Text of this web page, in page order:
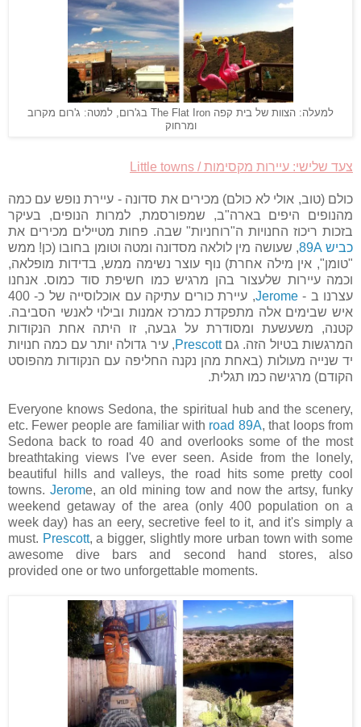
למעלה: הצוות של בית קפה The Flat Iron בג'רום, למטה: ג'רום מקרוב
ומרחוק
צעד שלישי: עיירות מקסימות / Little towns
כולם (טוב, אולי לא כולם) מכירים את סדונה - עיירת נופש עם כמה
מהנופים היפים בארה"ב, שמפורסמת, למרות הנופים, בעיקר
בזכות ריכוז החנויות ה"רוחניות" שבה. פחות מטיילים מכירים את
כביש 89A
, שעושה מין לולאה מסדונה ומטה וטומן בחובו (כן! ממש
"טומן", אין מילה אחרת) נוף עוצר נשימה ממש, בדידות מופלאה,
וכמה עיירות שלעצור בהן מרגיש כמו חשיפת סוד כמוס. אנחנו
עצרנו ב -Jerome
, עיירת כורים עתיקה עם אוכלוסייה של כ- 400
איש שבימים אלה מתפקדת כמרכז אמנות ובילוי לאנשי הסביבה.
קטנה, משעשעת ומסודרת על גבעה, זו היתה אחת הנקודות
המרגשות בטיול הזה. גםPrescott, עיר גדולה יותר עם כמה חנויות
יד שנייה מעולות (באחת מהן נקנה החליפה עם הנקודות מהפוסט
הקודם) מרגישה כמו תגלית.
Everyone knows Sedona, the spiritual hub and the scenery,
etc. Fewer people are familiar with road 89A, that loops from
Sedona back to road 40 and overlooks some of the most
breathtaking views I've ever seen. Aside from the lonely,
beautiful hills and valleys, the road hits some pretty cool
towns. Jerome, an old mining tow and now the artsy, funky
weekend getaway of the area (only 400 population on a
week day) has an eery, secretive feel to it, and it's simply a
must. Prescott, a bigger, slightly more urban town with some
awesome dive bars and second hand stores, also
provided one or two unforgettable moments.